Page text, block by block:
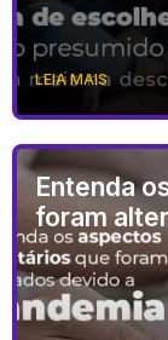
LEIA MAIS
Entenda
foram